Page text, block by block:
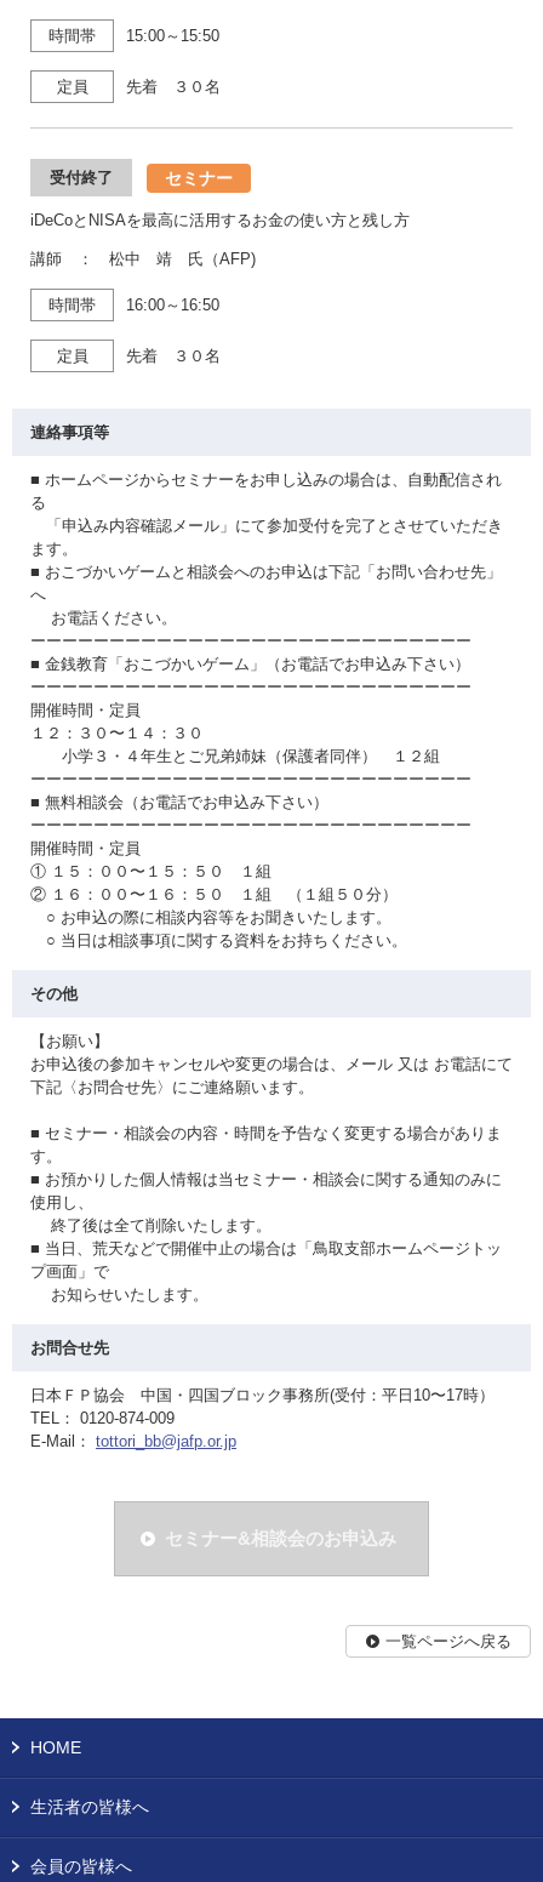
時間帯 15:00～15:50
定員 先着 ３０名
受付終了 セミナー
iDeCoとNISAを最高に活用するお金の使い方と残し方
講師 ： 松中 靖 氏（AFP)
時間帯 16:00～16:50
定員 先着 ３０名
連絡事項等
■ ホームページからセミナーをお申し込みの場合は、自動配信され
る
「申込み内容確認メール」にて参加受付を完了とさせていただき
ます。
■ おこづかいゲームと相談会へのお申込は下記「お問い合わせ先」
へ
お電話ください。
ーーーーーーーーーーーーーーーーーーーーーーーーーーーー
■ 金銭教育「おこづかいゲーム」（お電話でお申込み下さい）
ーーーーーーーーーーーーーーーーーーーーーーーーーーーー
開催時間・定員
１２：３０〜１４：３０
小学３・４年生とご兄弟姉妹（保護者同伴） １２組
ーーーーーーーーーーーーーーーーーーーーーーーーーーーー
■ 無料相談会（お電話でお申込み下さい）
ーーーーーーーーーーーーーーーーーーーーーーーーーーーー
開催時間・定員
① １５：００〜１５：５０ １組
② １６：００〜１６：５０ １組 （１組５０分）
○ お申込の際に相談内容等をお聞きいたします。
○ 当日は相談事項に関する資料をお持ちください。
その他
【お願い】
お申込後の参加キャンセルや変更の場合は、メール 又は お電話にて
下記〈お問合せ先〉にご連絡願います。
■ セミナー・相談会の内容・時間を予告なく変更する場合がありま
す。
■ お預かりした個人情報は当セミナー・相談会に関する通知のみに
使用し、
終了後は全て削除いたします。
■ 当日、荒天などで開催中止の場合は「鳥取支部ホームページトッ
プ画面」で
お知らせいたします。
お問合せ先
日本ＦＰ協会 中国・四国ブロック事務所(受付：平日10〜17時）
TEL： 0120-874-009
E-Mail： tottori_bb@jafp.or.jp
セミナー&相談会のお申込み
一覧ページへ戻る
HOME
生活者の皆様へ
会員の皆様へ